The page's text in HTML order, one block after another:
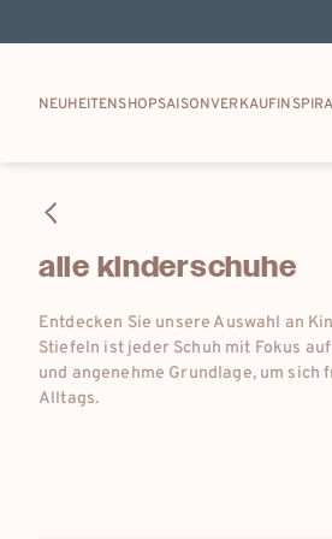
NEUHEITENSHOPSAISONVERKAUF
kollektion:
alle kinderschuhe
Entdecken Sie unsere Auswahl an
Stiefeln ist jeder Schuh mit Fokus
und angenehme Grundlage, um
Alltags.